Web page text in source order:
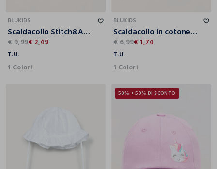
BLUKIDS
Scaldacollo Stitch&Angel in french terry stretch neonata
€ 9,99€ 2,49
T.U.
1 Colori
BLUKIDS
Scaldacollo in cotone stretch neonata
€ 6,99€ 1,74
T.U.
1 Colori
50% + 50% DI SCONTO